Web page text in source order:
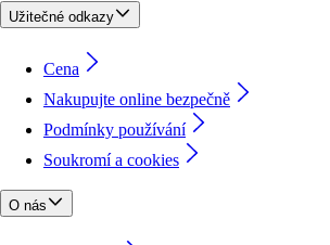
Užitečné odkazy
Cena
Nakupujte online bezpečně
Podmínky používání
Soukromí a cookies
O nás